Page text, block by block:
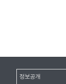
정보공개